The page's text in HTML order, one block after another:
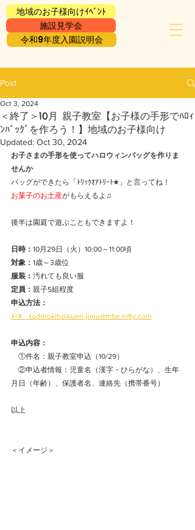
地域のお子様向けｲﾍﾞﾝﾄ
施設見学会
令和9年度入園説明会
Post
＜終了＞10月 親子教室【お子様の手形でﾊﾛｨ
ﾝﾊﾞｯｸﾞを作ろう！】地域のお子様向け
Oct 3, 2024
Updated: Oct 30, 2024
お子さまの手形を使ってハロウィンバッグを作りま
せんか
バッグができたら「ﾄﾘｯｸｵｱﾄﾘｰﾄ★」と言ってね！
お菓子のお土産がもらえるよ♫
後半は園庭で遊ぶこともできますよ！
日時： 10月29日（火）10:00～11:00頃
対象： 1歳～3歳位
服装： 汚れても良い服
定員： 親子5組程度
申込方法：
ﾒｰﾙ　todorokihoikuen-jimu@mbe.nifty.com
申込内容：
①件名：親子教室申込（10/29）
②申込者情報：児童名（漢字・ひらがな）、生年
月日（年齢）、保護者名、連絡先（携帯番号）
以上
＜イメージ＞